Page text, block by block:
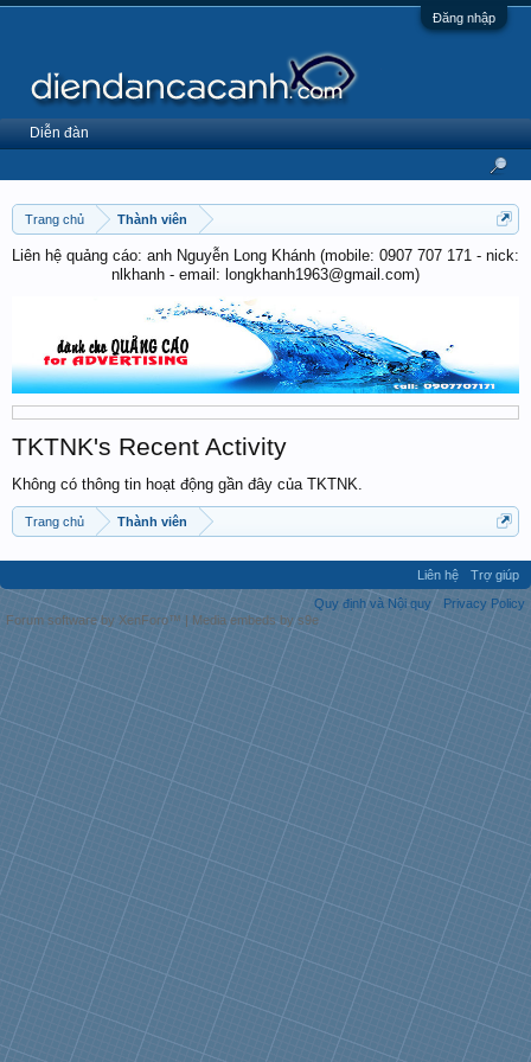
Đăng nhập
Trang chủ Thành viên
Liên hệ quảng cáo: anh Nguyễn Long Khánh (mobile: 0907 707 171 - nick:
nlkhanh - email: longkhanh1963@gmail.com)
TKTNK's Recent Activity
Không có thông tin hoạt động gần đây của TKTNK.
Trang chủ Thành viên
Diễn đàn
Liên hệ
Trợ giúp
Quy định và Nội quy
Privacy Policy
Forum software by XenForo™ | Media embeds by s9e